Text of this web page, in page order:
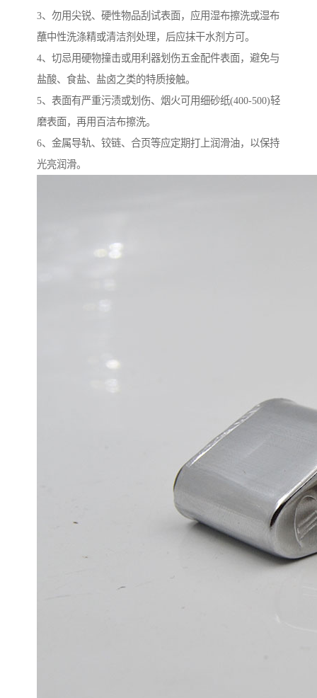
3、勿用尖锐、硬性物品刮试表面，应用湿布擦洗或湿布
蘸中性洗涤精或清洁剂处理，后应抹干水剂方可。
4、切忌用硬物撞击或用利器划伤五金配件表面，避免与
盐酸、食盐、盐卤之类的特质接触。
5、表面有严重污渍或划伤、烟火可用细砂纸(400-500)轻
磨表面，再用百洁布擦洗。
6、金属导轨、铰链、合页等应定期打上润滑油，以保持
光亮润滑。